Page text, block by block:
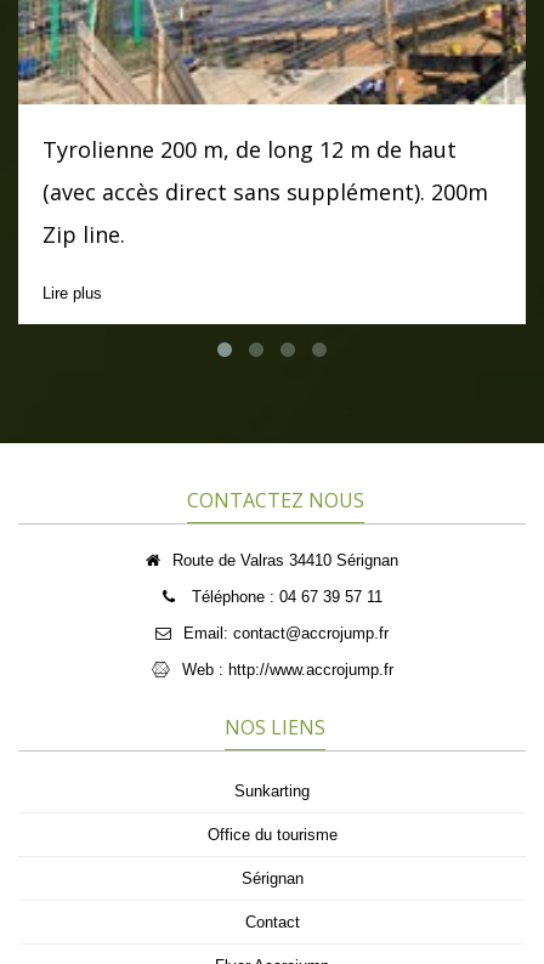
Tyrolienne 200 m, de long 12 m de haut
(avec accès direct sans supplément). 200m
Zip line.
Lire plus
CONTACTEZ NOUS
Route de Valras 34410 Sérignan
Téléphone : 04 67 39 57 11
Email: contact@accrojump.fr
Web : http://www.accrojump.fr
NOS LIENS
Sunkarting
Office du tourisme
Sérignan
Contact